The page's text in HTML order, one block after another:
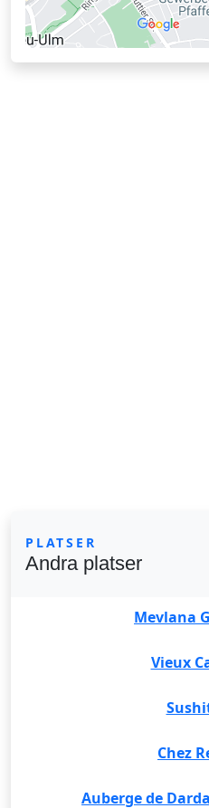
PLATSER
Andra platser
Mevlana
Vieux
Chez
Auberge de